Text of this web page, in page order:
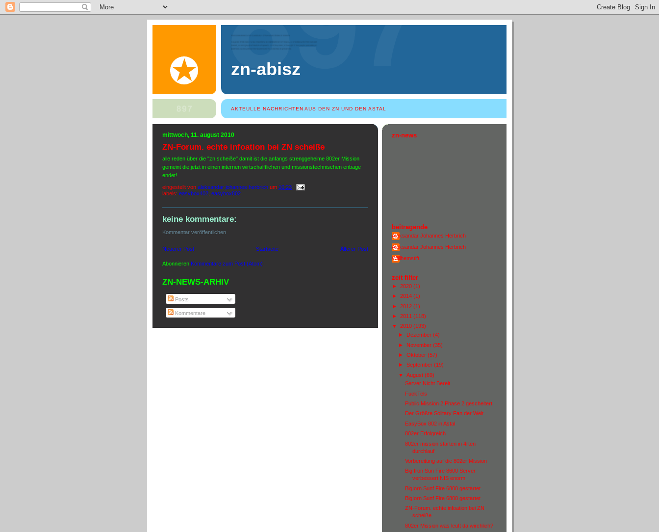
zn-abisz
AKTEULLE NACHRICHTEN AUS DEN ZN UND DEN ASTAL
mittwoch, 11. august 2010
ZN-Forum. echte infoation bei ZN scheiße
alle reden über die "zn scheiße" damit ist die anfangs strenggeheime 802er Mission
gemeint die jetzt in einen internen wirtschalftlichen und missionstechnischen enbage
endet!
eingestellt von aleksandar johannes herbrich um 10:23
labels: easybox402 easybox802
keine kommentare:
Kommentar veröffentlichen
Neuerer Post Älterer Post
Startseite
Abonnieren Kommentare zum Post (Atom)
ZN-NEWS-ARHIV
Posts
Kommentare
zn-news
beitragende
Aleksandar Johannes Herbrich
Aleksandar Johannes Herbrich
Wiillhemstift
zeit filter
► 2020 (1)
► 2014 (1)
► 2012 (1)
► 2011 (118)
▼ 2010 (193)
► Dezember (4)
► November (35)
► Oktober (57)
► September (19)
▼ August (69)
Server Nicht Bereit
FuckTels
Public Mission 2 Phase 2 gescheitert
Der Größte Solitary Fan der Welt
EasyBox 802 in Astal
802er Erfolgreich
802er mission starten in 4rten
durchlauf
Vorbereitung auf die 802er Mission
Big Iron Sun Fire 8600 Server
verbessert NIS enorm
BigIorn Sunf Fire 6800 gestartet
BigIorn Sunf Fire 6800 gestartet
ZN-Forum. echte infoation bei ZN
scheiße
802er Mission was leuft da wirchlich?